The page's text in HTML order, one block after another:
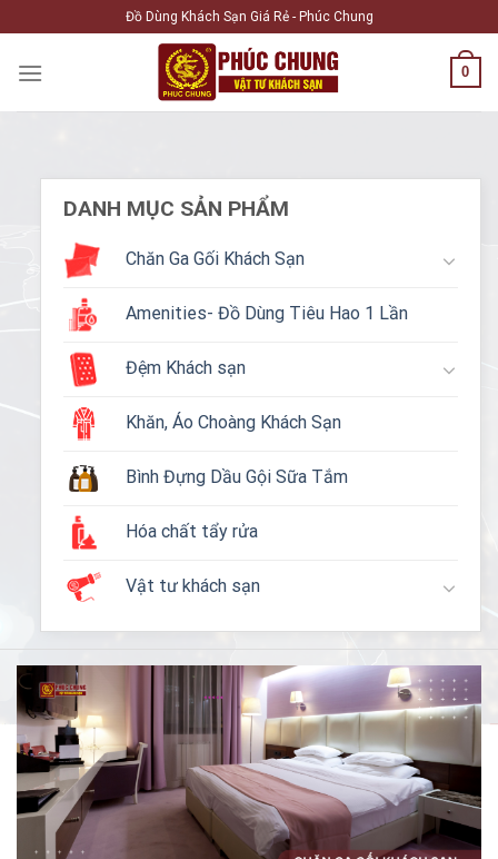
to
content
Đồ Dùng Khách Sạn Giá Rẻ - Phúc Chung
0
DANH MỤC SẢN PHẨM
Chăn Ga Gối Khách Sạn
Amenities- Đồ Dùng Tiêu Hao 1 Lần
Đệm Khách sạn
Khăn, Áo Choàng Khách Sạn
Bình Đựng Dầu Gội Sữa Tắm
Hóa chất tẩy rửa
Vật tư khách sạn